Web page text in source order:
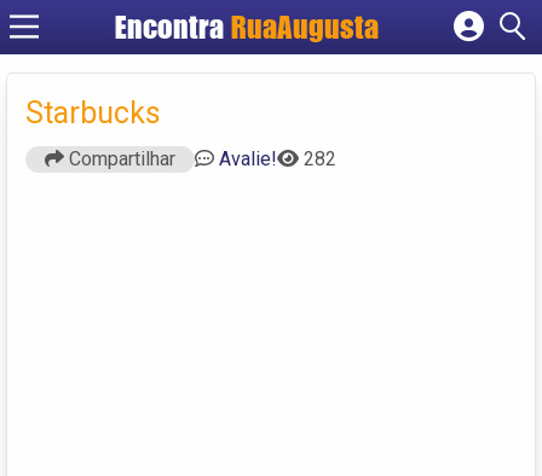
Encontra RuaAugusta
Cadastrar empresa
Starbucks
Compartilhar Avalie! 282